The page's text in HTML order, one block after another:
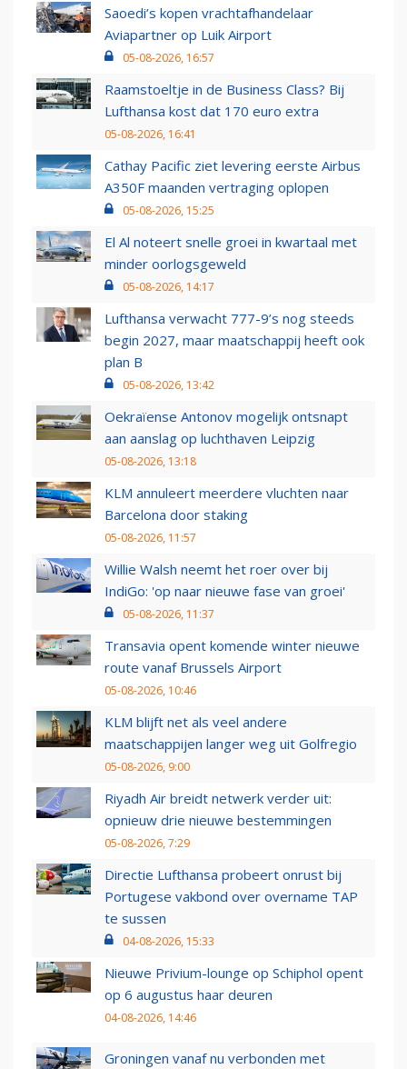
Saoedi’s kopen vrachtafhandelaar
Aviapartner op Luik Airport
05-08-2026, 16:57
Raamstoeltje in de Business Class? Bij
Lufthansa kost dat 170 euro extra
05-08-2026, 16:41
Cathay Pacific ziet levering eerste Airbus
A350F maanden vertraging oplopen
05-08-2026, 15:25
El Al noteert snelle groei in kwartaal met
minder oorlogsgeweld
05-08-2026, 14:17
Lufthansa verwacht 777-9’s nog steeds
begin 2027, maar maatschappij heeft ook
plan B
05-08-2026, 13:42
Oekraïense Antonov mogelijk ontsnapt
aan aanslag op luchthaven Leipzig
05-08-2026, 13:18
KLM annuleert meerdere vluchten naar
Barcelona door staking
05-08-2026, 11:57
Willie Walsh neemt het roer over bij
IndiGo: 'op naar nieuwe fase van groei'
05-08-2026, 11:37
Transavia opent komende winter nieuwe
route vanaf Brussels Airport
05-08-2026, 10:46
KLM blijft net als veel andere
maatschappijen langer weg uit Golfregio
05-08-2026, 9:00
Riyadh Air breidt netwerk verder uit:
opnieuw drie nieuwe bestemmingen
05-08-2026, 7:29
Directie Lufthansa probeert onrust bij
Portugese vakbond over overname TAP
te sussen
04-08-2026, 15:33
Nieuwe Privium-lounge op Schiphol opent
op 6 augustus haar deuren
04-08-2026, 14:46
Groningen vanaf nu verbonden met